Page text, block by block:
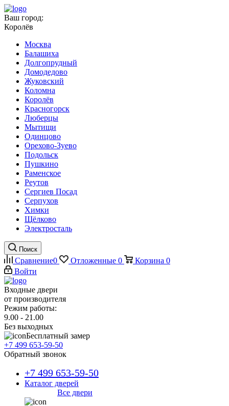
Ваш город:
Королёв
Москва
Балашиха
Долгопрудный
Домодедово
Жуковский
Коломна
Королёв
Красногорск
Люберцы
Мытищи
Одинцово
Орехово-Зуево
Подольск
Пушкино
Раменское
Реутов
Сергиев Посад
Серпухов
Химки
Щёлково
Электросталь
Поиск
Сравнение0 Отложенные 0 Корзина 0
Войти
Входные двери
от производителя
Режим работы:
9.00 - 21.00
Без выходных
Бесплатный замер
+7 499 653-59-50
Обратный звонок
+7 499 653-59-50
Каталог дверей
Все двери